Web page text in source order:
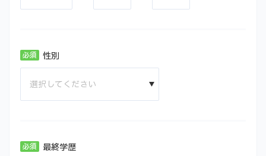
性別
最終学歴